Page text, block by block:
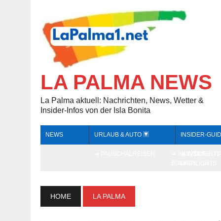
LA PALMA NEWS
La Palma aktuell: Nachrichten, News, Wetter &
Insider-Infos von der Isla Bonita
NEWS URLAUB & AUTO INSIDER-
HOME LA PALMA